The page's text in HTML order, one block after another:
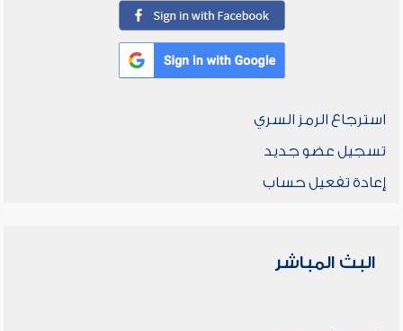
استرجاع الرمز السري
تسجيل عضو جديد
إعادة تفعيل حساب
البث المباشر